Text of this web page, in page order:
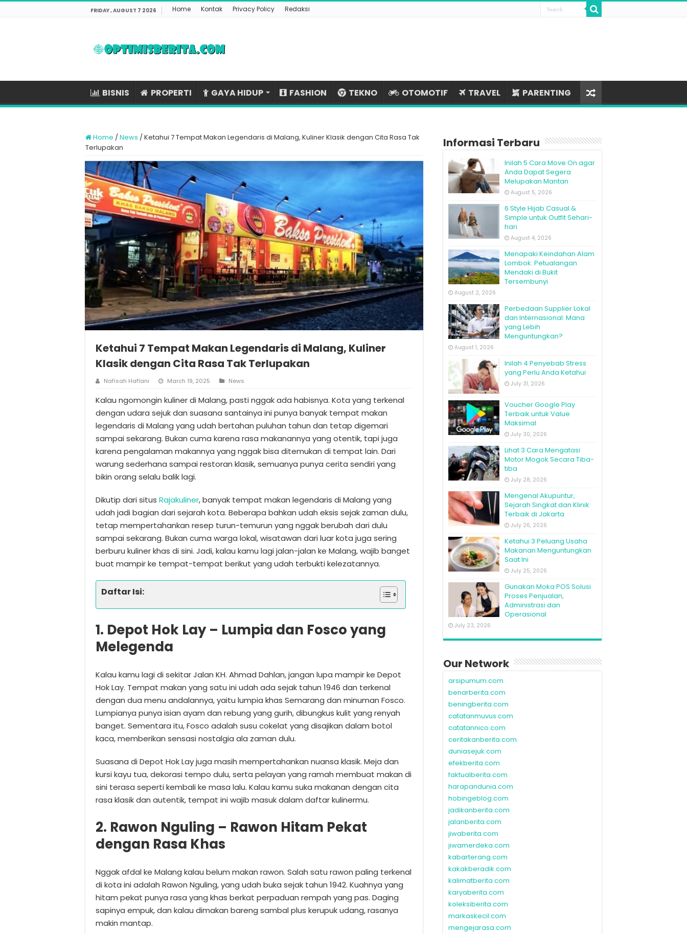
FRIDAY , AUGUST 7 2026 Home Kontak Privacy Policy Redaksi
BISNIS PROPERTI GAYA HIDUP FASHION TEKNO OTOMOTIF TRAVEL PARENTING
Home /News /Ketahui 7 Tempat Makan Legendaris di Malang, Kuliner Klasik dengan Cita Rasa Tak
Terlupakan
Ketahui 7 Tempat Makan Legendaris di Malang, Kuliner
Klasik dengan Cita Rasa Tak Terlupakan
Nafisah Haflani March 19, 2025 News
Kalau ngomongin kuliner di Malang, pasti nggak ada habisnya. Kota yang terkenal
dengan udara sejuk dan suasana santainya ini punya banyak tempat makan
legendaris di Malang yang udah bertahan puluhan tahun dan tetap digemari
sampai sekarang. Bukan cuma karena rasa makanannya yang otentik, tapi juga
karena pengalaman makannya yang nggak bisa ditemukan di tempat lain. Dari
warung sederhana sampai restoran klasik, semuanya punya cerita sendiri yang
bikin orang selalu balik lagi.
Dikutip dari situs Rajakuliner, banyak tempat makan legendaris di Malang yang
udah jadi bagian dari sejarah kota. Beberapa bahkan udah eksis sejak zaman dulu,
tetap mempertahankan resep turun-temurun yang nggak berubah dari dulu
sampai sekarang. Bukan cuma warga lokal, wisatawan dari luar kota juga sering
berburu kuliner khas di sini. Jadi, kalau kamu lagi jalan-jalan ke Malang, wajib banget
buat mampir ke tempat-tempat berikut yang udah terbukti kelezatannya.
Daftar Isi:
1. Depot Hok Lay – Lumpia dan Fosco yang
Melegenda
Kalau kamu lagi di sekitar Jalan KH. Ahmad Dahlan, jangan lupa mampir ke Depot
Hok Lay. Tempat makan yang satu ini udah ada sejak tahun 1946 dan terkenal
dengan dua menu andalannya, yaitu lumpia khas Semarang dan minuman Fosco.
Lumpianya punya isian ayam dan rebung yang gurih, dibungkus kulit yang renyah
banget. Sementara itu, Fosco adalah susu cokelat yang disajikan dalam botol
kaca, memberikan sensasi nostalgia ala zaman dulu.
Suasana di Depot Hok Lay juga masih mempertahankan nuansa klasik. Meja dan
kursi kayu tua, dekorasi tempo dulu, serta pelayan yang ramah membuat makan di
sini terasa seperti kembali ke masa lalu. Kalau kamu suka makanan dengan cita
rasa klasik dan autentik, tempat ini wajib masuk dalam daftar kulinermu.
2. Rawon Nguling – Rawon Hitam Pekat
dengan Rasa Khas
Nggak afdal ke Malang kalau belum makan rawon. Salah satu rawon paling terkenal
di kota ini adalah Rawon Nguling, yang udah buka sejak tahun 1942. Kuahnya yang
hitam pekat punya rasa yang khas berkat perpaduan rempah yang pas. Daging
sapinya empuk, dan kalau dimakan bareng sambal plus kerupuk udang, rasanya
makin mantap.
Informasi Terbaru
Inilah 5 Cara Move On agar
Anda Dapat Segera
Melupakan Mantan
August 5, 2026
6 Style Hijab Casual &
Simple untuk Outfit Sehari-
hari
August 4, 2026
Menapaki Keindahan Alam
Lombok: Petualangan
Mendaki di Bukit
Tersembunyi
August 2, 2026
Perbedaan Supplier Lokal
dan Internasional: Mana
yang Lebih
Menguntungkan?
August 1, 2026
Inilah 4 Penyebab Stress
yang Perlu Anda Ketahui
July 31, 2026
Voucher Google Play
Terbaik untuk Value
Maksimal
July 30, 2026
Lihat 3 Cara Mengatasi
Motor Mogok Secara Tiba-
tiba
July 28, 2026
Mengenal Akupuntur,
Sejarah Singkat dan Klinik
Terbaik di Jakarta
July 26, 2026
Ketahui 3 Peluang Usaha
Makanan Menguntungkan
Saat Ini
July 25, 2026
Gunakan Moka POS Solusi
Proses Penjualan,
Administrasi dan
Operasional
July 23, 2026
Our Network
arsipumum.com
benarberita.com
beningberita.com
catatanmuvus.com
catatannico.com
ceritakanberita.com
duniasejuk.com
efekberita.com
faktualberita.com
harapandunia.com
hobingeblog.com
jadikanberita.com
jalanberita.com
jiwaberita.com
jiwamerdeka.com
kabarterang.com
kakakberadik.com
kalimatberita.com
karyaberita.com
koleksiberita.com
markaskecil.com
mengejarasa.com